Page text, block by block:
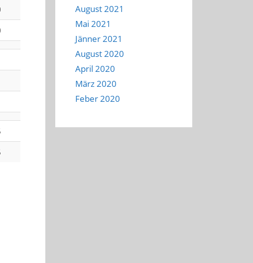
August 2021
Mai 2021
Jänner 2021
August 2020
April 2020
März 2020
Feber 2020